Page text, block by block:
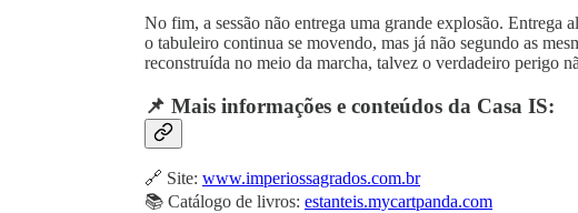
No fim, a sessão não entrega uma grande explosão. Entrega
o tabuleiro continua se movendo, mas já não segundo as
reconstruída no meio da marcha, talvez o verdadeiro perigo
📌 Mais informações e conteúdos da Casa IS:
🔗 Site: www.imperiossagrados.com.br
📚 Catálogo de livros: estanteis.mycartpanda.com